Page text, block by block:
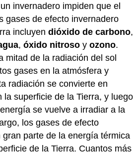
invernadero impiden que el
gases de efecto invernadero
incluyendióxido de carbono,
,óxido nitroso yozono.
mitad de la radiación del sol
gases en la atmósfera y
radiación se convierte en
la superficie de la Tierra, y luego
se vuelve a irradiar a la
los gases de efecto
parte de la energía térmica
de la Tierra. Cuantos más